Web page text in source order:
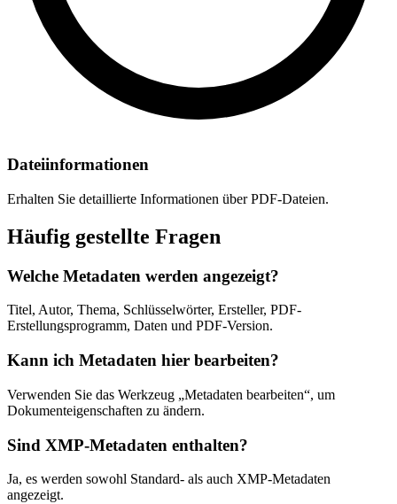
Dateiinformationen
Erhalten Sie detaillierte Informationen über PDF-Dateien.
Häufig gestellte Fragen
Welche Metadaten werden angezeigt?
Titel, Autor, Thema, Schlüsselwörter, Ersteller, PDF-
Erstellungsprogramm, Daten und PDF-Version.
Kann ich Metadaten hier bearbeiten?
Verwenden Sie das Werkzeug „Metadaten bearbeiten“, um
Dokumenteigenschaften zu ändern.
Sind XMP-Metadaten enthalten?
Ja, es werden sowohl Standard- als auch XMP-Metadaten
angezeigt.